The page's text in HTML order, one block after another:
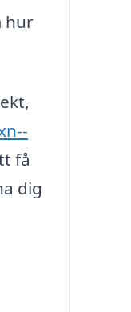
hur
få
dig